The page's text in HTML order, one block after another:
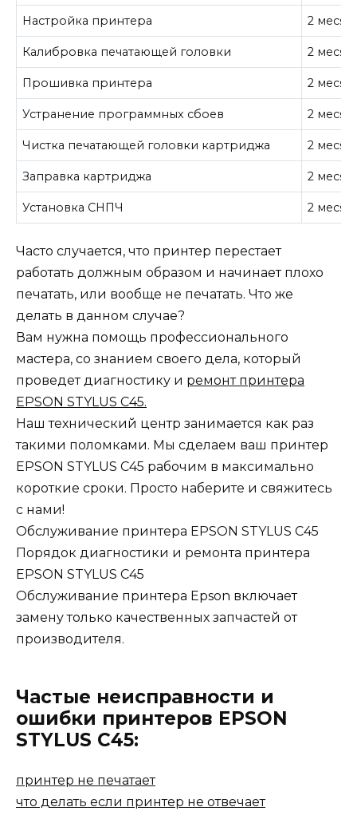
Настройка принтера 2
Калибровка печатающей головки 2
Прошивка принтера 2
Устранение программных сбоев 2
Чистка печатающей головки картриджа 2
Заправка картриджа 2
Установка СНПЧ 2
Часто случается, что принтер перестает
работать должным образом и начинает плохо
печатать, или вообще не печатать. Что же
делать в данном случае?
Вам нужна помощь профессионального
мастера, со знанием своего дела, который
проведет диагностику и ремонт принтера
EPSON STYLUS C45.
Наш технический центр занимается как раз
такими поломками. Мы сделаем ваш принтер
EPSON STYLUS C45 рабочим в максимально
короткие сроки. Просто наберите и свяжитесь
с нами!
Обслуживание принтера EPSON STYLUS C45
Порядок диагностики и ремонта принтера
EPSON STYLUS C45
Обслуживание принтера Epson включает
замену только качественных запчастей от
производителя.
Частые неисправности и
ошибки принтеров EPSON
STYLUS C45:
принтер не печатает
что делать если принтер не отвечает